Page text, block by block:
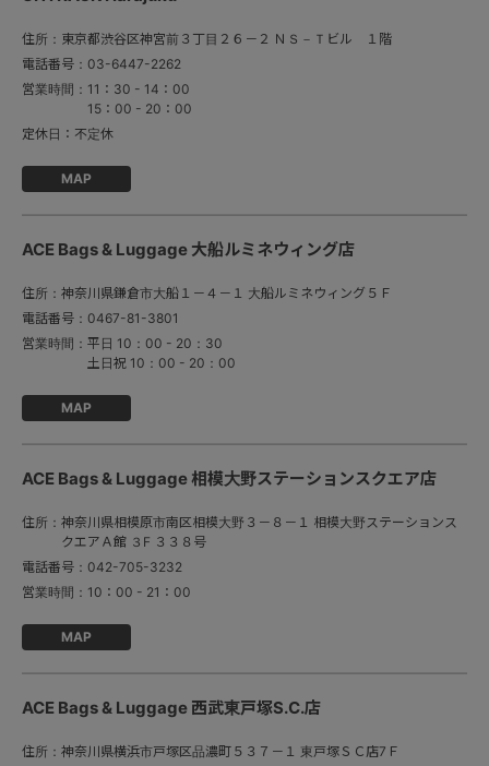
住所： 東京都渋谷区神宮前３丁目２６－２ ＮＳ－Ｔビル １階
電話番号： 03-6447-2262
営業時間： 11：30 - 14：00
15：00 - 20：00
定休日： 不定休
MAP
ACE Bags & Luggage 大船ルミネウィング店
住所： 神奈川県鎌倉市大船１－４－１ 大船ルミネウィング５Ｆ
電話番号： 0467-81-3801
営業時間： 平日 10：00 - 20：30
土日祝 10：00 - 20：00
MAP
ACE Bags & Luggage 相模大野ステーションスクエア店
住所： 神奈川県相模原市南区相模大野３－８－１ 相模大野ステーションス
クエアＡ館 ３F ３３８号
電話番号： 042-705-3232
営業時間： 10：00 - 21：00
MAP
ACE Bags & Luggage 西武東戸塚S.C.店
住所： 神奈川県横浜市戸塚区品濃町５３７－１ 東戸塚ＳＣ店7Ｆ